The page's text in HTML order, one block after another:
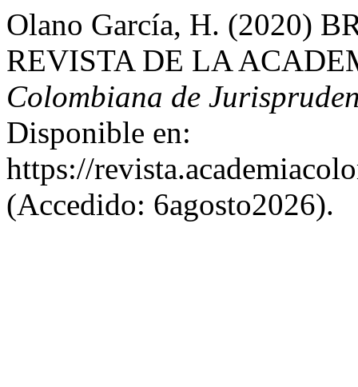
Olano García, H. (2020)
REVISTA DE LA
Colombiana de
Disponible en:
https://
(Accedido: 6agosto2026).